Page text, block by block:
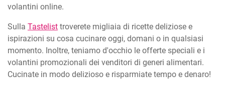
volantini online.
Sulla Tastelist troverete migliaia di ricette deliziose e
ispirazioni su cosa cucinare oggi, domani o in qualsiasi
momento. Inoltre, teniamo d'occhio le offerte speciali e i
volantini promozionali dei venditori di generi alimentari.
Cucinate in modo delizioso e risparmiate tempo e denaro!